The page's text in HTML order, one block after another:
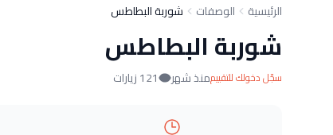
الرئيسية الوصفات شوربة البطاطس
شوربة البطاطس
سجّل دخولك للتقييممنذ شهر 121 زيارات